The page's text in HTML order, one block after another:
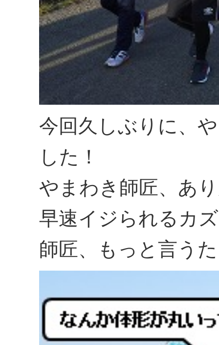
今回久しぶりに、
した！
やまわき師匠、あ
早速イジられるカ
師匠、もっと言う